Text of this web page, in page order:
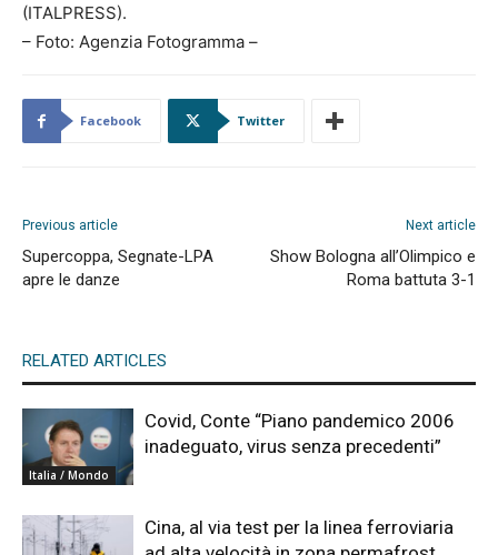
(ITALPRESS).
– Foto: Agenzia Fotogramma –
Facebook Twitter
Previous article
Supercoppa, Segnate-LPA
apre le danze
Next article
Show Bologna all’Olimpico e
Roma battuta 3-1
RELATED ARTICLES
Italia / Mondo
Covid, Conte “Piano pandemico 2006
inadeguato, virus senza precedenti”
Cina, al via test per la linea ferroviaria